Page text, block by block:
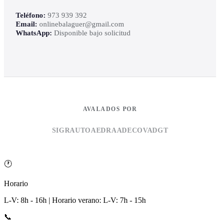
Teléfono: 973 939 392
Email: onlinebalaguer@gmail.com
WhatsApp: Disponible bajo solicitud
AVALADOS POR
SIGRAUTOAEDRAADECOVADGT
🕐
Horario
L-V: 8h - 16h | Horario verano: L-V: 7h - 15h
📞